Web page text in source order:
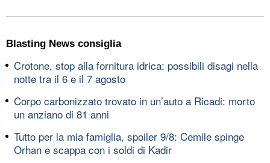
Blasting News consiglia
Crotone, stop alla fornitura idrica: possibili disagi nella
notte tra il 6 e il 7 agosto
Corpo carbonizzato trovato in un’auto a Ricadi: morto
un anziano di 81 anni
Tutto per la mia famiglia, spoiler 9/8: Cemile spinge
Orhan e scappa con i soldi di Kadir